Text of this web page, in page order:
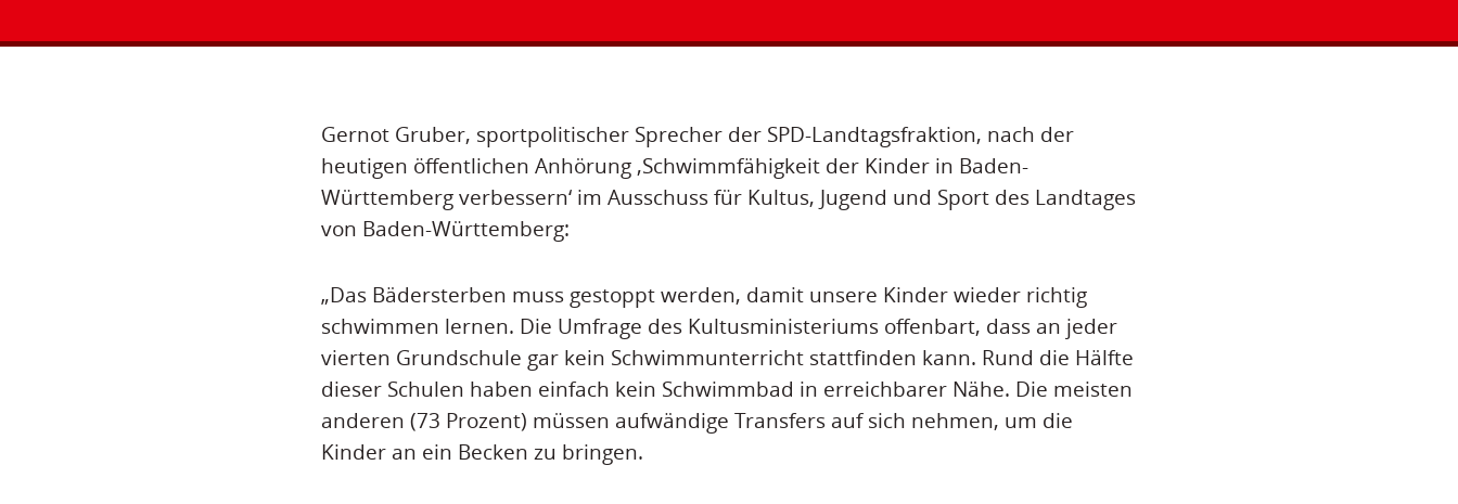
Gernot Gruber, sportpolitischer Sprecher der SPD-Landtagsfraktion, nach der
heutigen öffentlichen Anhörung ‚Schwimmfähigkeit der Kinder in Baden-
Württemberg verbessern‘ im Ausschuss für Kultus, Jugend und Sport des Landtages
von Baden-Württemberg:
„Das Bädersterben muss gestoppt werden, damit unsere Kinder wieder richtig
schwimmen lernen. Die Umfrage des Kultusministeriums offenbart, dass an jeder
vierten Grundschule gar kein Schwimmunterricht stattfinden kann. Rund die Hälfte
dieser Schulen haben einfach kein Schwimmbad in erreichbarer Nähe. Die meisten
anderen (73 Prozent) müssen aufwändige Transfers auf sich nehmen, um die
Kinder an ein Becken zu bringen.